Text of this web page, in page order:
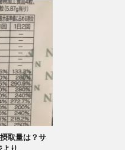
取量は？サ